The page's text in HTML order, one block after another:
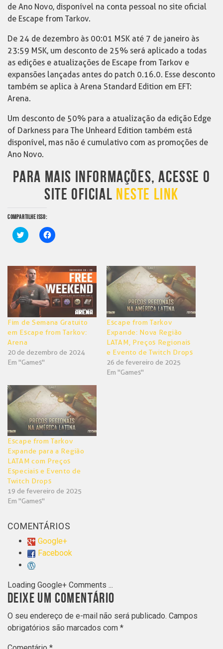
de Ano Novo, disponível na conta pessoal no site oficial
de Escape from Tarkov.
De 24 de dezembro às 00:01 MSK até 7 de janeiro às
23:59 MSK, um desconto de 25% será aplicado a todas
as edições e atualizações de Escape from Tarkov e
expansões lançadas antes do patch 0.16.0. Esse desconto
também se aplica à Arena Standard Edition em EFT:
Arena.
Um desconto de 50% para a atualização da edição Edge
of Darkness para The Unheard Edition também está
disponível, mas não é cumulativo com as promoções de
Ano Novo.
PARA MAIS INFORMAÇÕES, ACESSE O
SITE OFICIAL NESTE LINK
COMPARTILHE ISSO:
Clique
para
em
nova
janela)
Clique
para
em
nova
Fim de Semana Gratuito
em Escape from Tarkov:
Arena
20 de dezembro de 2024
Em "Games"
Escape from Tarkov
Expande: Nova Região
LATAM, Preços Regionais
e Evento de Twitch Drops
26 de fevereiro de 2025
Em "Games"
Escape from Tarkov
Expande para a Região
LATAM com Preços
Especiais e Evento de
Twitch Drops
19 de fevereiro de 2025
Em "Games"
COMENTÁRIOS
Google+
Facebook
Loading Google+ Comments ...
DEIXE UM COMENTÁRIO
O seu endereço de e-mail não será publicado. Campos
obrigatórios são marcados com *